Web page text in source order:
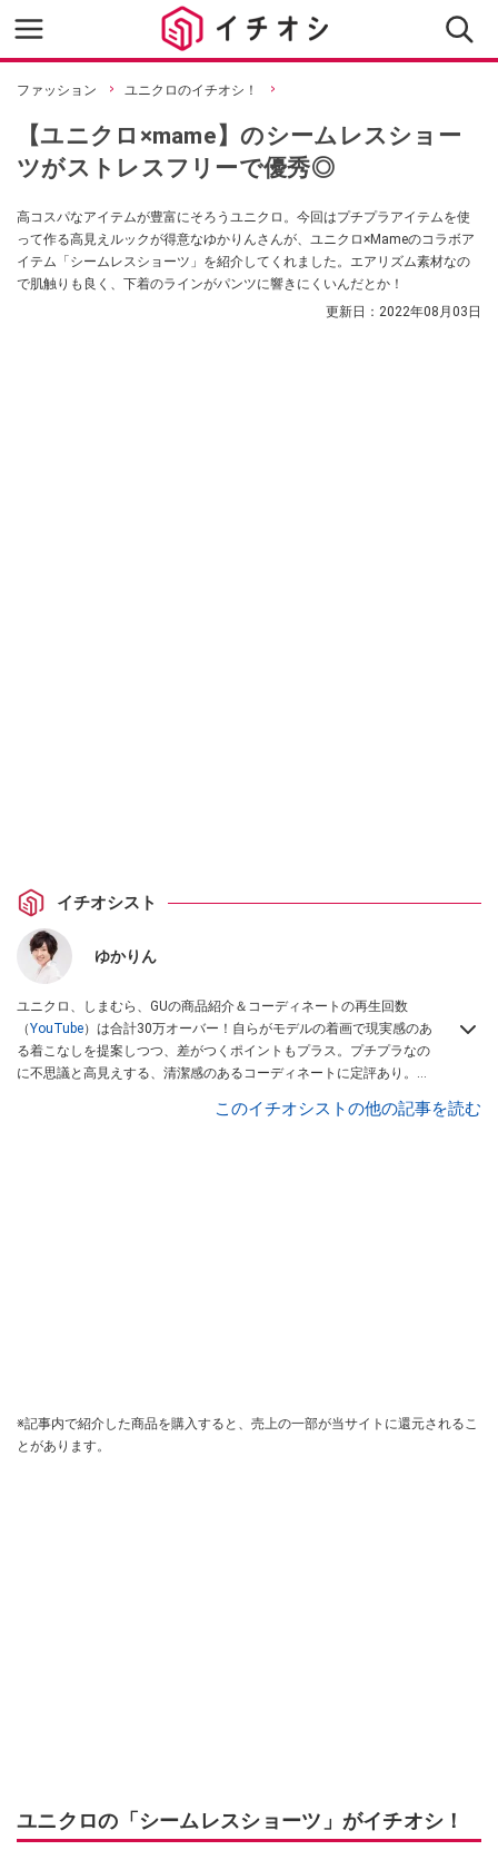
ファッション ユニクロのイチオシ！
【ユニクロ×mame】のシームレスショー
ツがストレスフリーで優秀◎
高コスパなアイテムが豊富にそろうユニクロ。今回はプチプラアイテムを使
って作る高見えルックが得意なゆかりんさんが、ユニクロ×Mameのコラボア
イテム「シームレスショーツ」を紹介してくれました。エアリズム素材なの
で肌触りも良く、下着のラインがパンツに響きにくいんだとか！
更新日： 2022年08月03日
イチオシスト
ゆかりん
ユニクロ、しまむら、GUの商品紹介＆コーディネートの再生回数
（YouTube）は合計30万オーバー！自らがモデルの着画で現実感のあ
る着こなしを提案しつつ、差がつくポイントもプラス。プチプラなの
に不思議と高見えする、清潔感のあるコーディネートに定評あり。
レスブリス」を立ち上げ、ショップオーナ
このイチオシストの他の記事を読む
※記事内で紹介した商品を購入すると、売上の一部が当サイトに還元されるこ
とがあります。
ユニクロの「シームレスショーツ」がイチオシ！